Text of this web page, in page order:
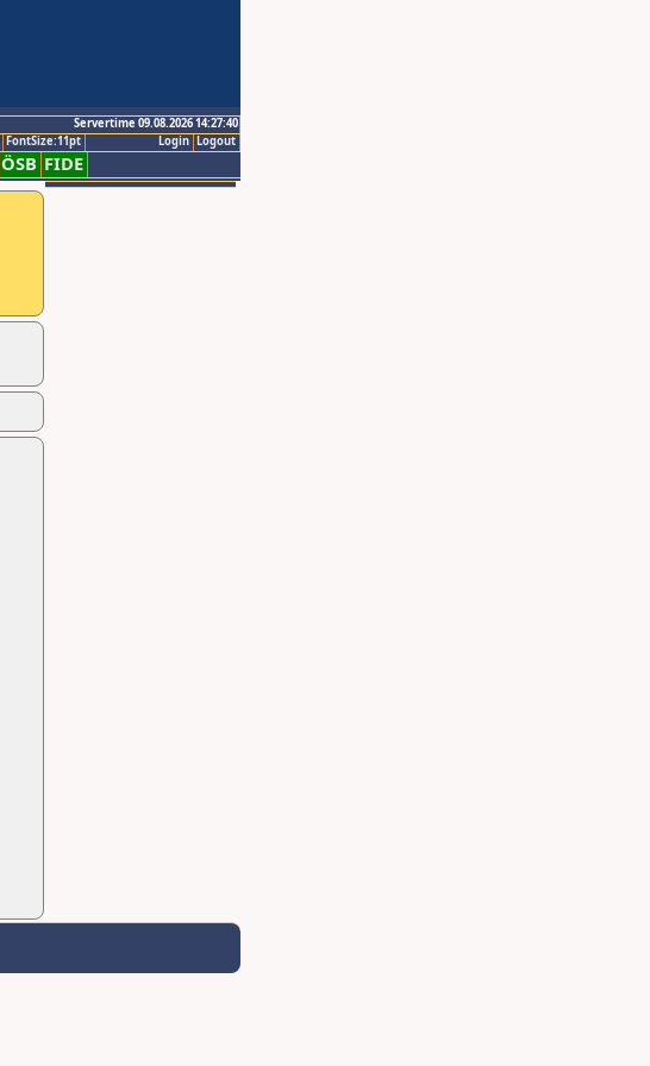
Servertime 09.08.2026 14:27:40
Logout
Login
FontSize:11pt
ÖSB FIDE